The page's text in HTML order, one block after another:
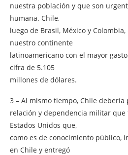
nuestra población y que son
humana. Chile,
luego de Brasil, México y
nuestro continente
latinoamericano con el mayor
cifra de 5.105
millones de dólares.
3 – Al mismo tiempo, Chile debería
relación y dependencia militar
Estados Unidos que,
como es de conocimiento público,
en Chile y entregó